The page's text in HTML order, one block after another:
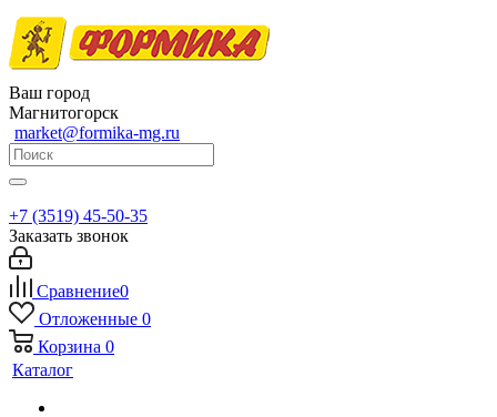
Ваш город
Магнитогорск
market@formika-mg.ru
+7 (3519) 45-50-35
Заказать звонок
Сравнение0
Отложенные 0
Корзина 0
Каталог